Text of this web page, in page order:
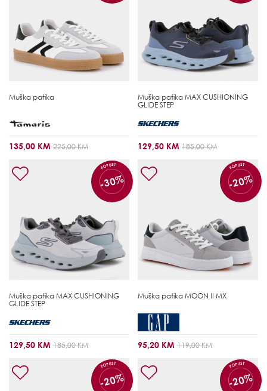
Muška patika
135,00 KM 225,00 KM
Muška patika MAX CUSHIONING
GLIDE STEP
129,50 KM 185,00 KM
POPUST
-30%
Muška patika MAX CUSHIONING
GLIDE STEP
129,50 KM 185,00 KM
POPUST
-20%
Muška patika MOON II MX
95,20 KM 119,00 KM
POPUST
-20%
POPUST
-20%